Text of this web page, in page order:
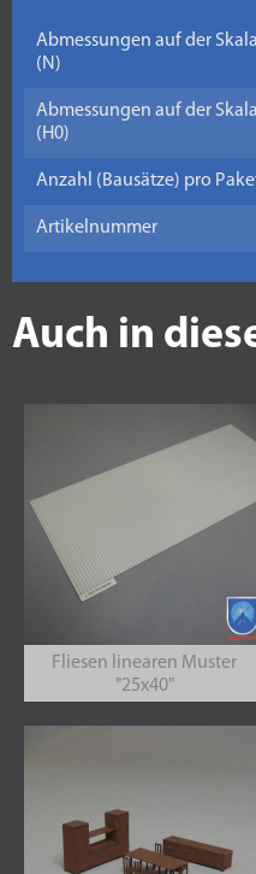
Abmessungen auf der
(N)
Abmessungen auf der
(H0)
Anzahl (Bausätze) pro
Artikelnummer
Auch in
Fliesen linearen Muster
"25x40"